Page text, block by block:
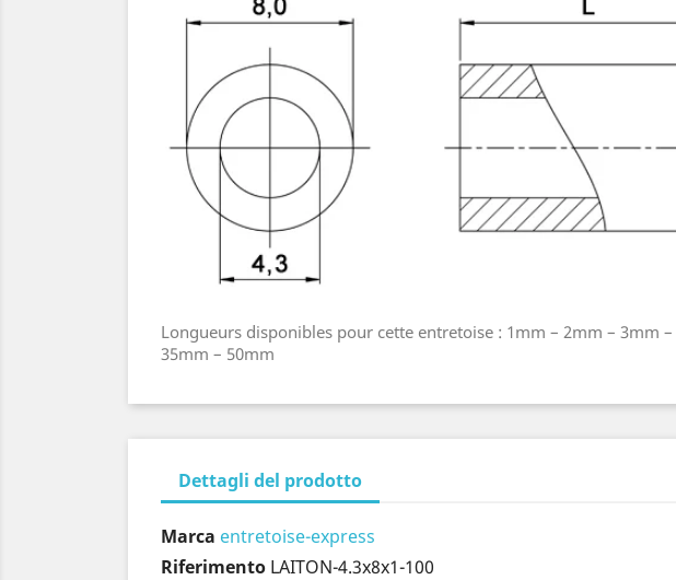
Longueurs disponibles pour cette entretoise : 1mm – 2mm – 3mm
35mm – 50mm
Dettagli del prodotto
Marca entretoise-express
Riferimento LAITON-4.3x8x1-100